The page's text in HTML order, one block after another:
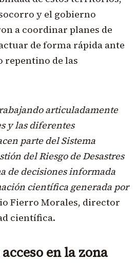
y el gobierno
a coordinar planes de
de forma rápida ante
de las
articuladamente
y las diferentes
parte del Sistema
del Riesgo de Desastres
de decisiones informada
científica generada por
Fierro Morales, director
científica.
en la zona